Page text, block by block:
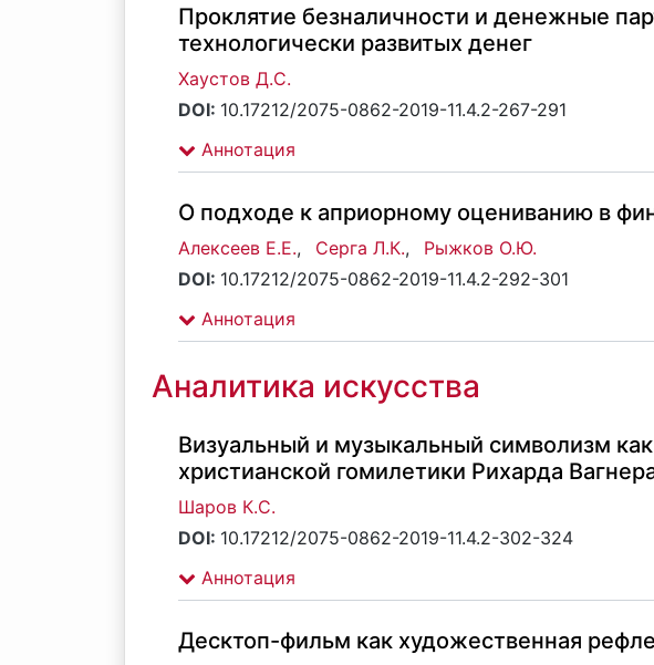
Проклятие безналичности и денежные
технологически развитых денег
Хаустов Д.С.
DOI: 10.17212/2075-0862-2019-11.4.2-267-291
Аннотация
О подходе к априорному оцениванию в
Алексеев Е.Е., Серга Л.К.,
Рыжков О.Ю.
DOI: 10.17212/2075-0862-2019-11.4.2-292-301
Аннотация
Аналитика искусства
Визуальный и музыкальный символизм
христианской гомилетики Рихарда
Шаров К.С.
DOI: 10.17212/2075-0862-2019-11.4.2-302-324
Аннотация
Десктоп-фильм как художественная